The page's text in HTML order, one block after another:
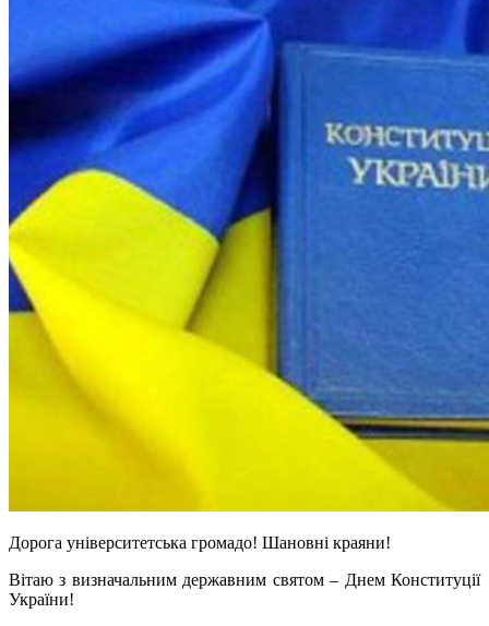
Дорога університетська громадо! Шановні краяни!
Вітаю з визначальним державним святом – Днем Конституції
України!